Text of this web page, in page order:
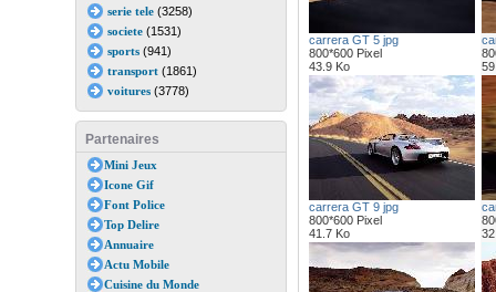
serie tele(3258)
societe(1531)
sports(941)
transport(1861)
voitures(3778)
Partenaires
Mini Jeux
Icone Gif
Font Police
Top Delire
Annuaire
Actu Mobile
Cuisine du Monde
carrera GT 5 jpg
800*600 Pixel
43.9 Ko
carrera GT 9 jpg
800*600 Pixel
41.7 Ko